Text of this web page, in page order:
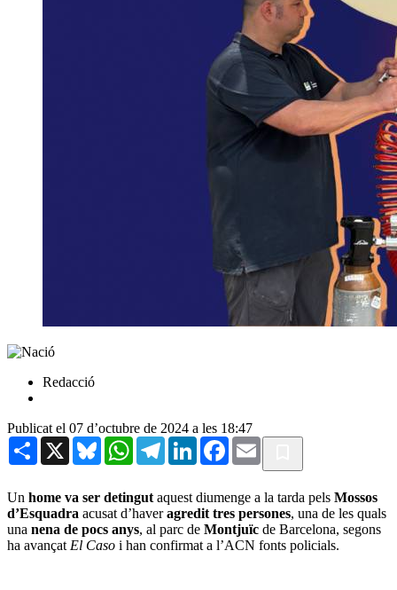
Redacció
Publicat el 07 d’octubre de 2024 a les 18:47
Share X BlueskyWhatsAppTelegramLinkedInFacebook
Email
Un home va ser detingut aquest diumenge a la tarda pels Mossos
d’Esquadra acusat d’haveragredit tres persones, una de les quals
una nena de pocs anys, al parc de Montjuïc de Barcelona, segons
ha avançat El Caso i han confirmat a l’ACN fonts policials.